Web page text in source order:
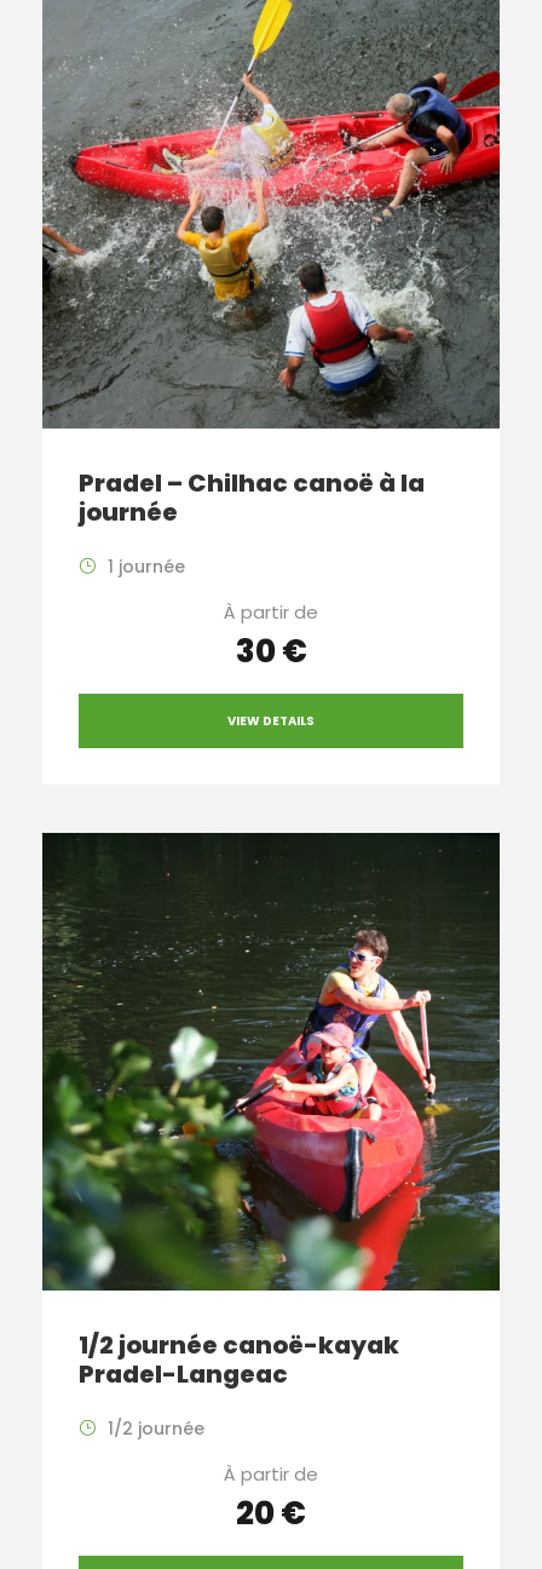
Pradel – Chilhac canoë à la
journée
1 journée
À partir de
30 €
VIEW DETAILS
1/2 journée canoë-kayak
Pradel-Langeac
1/2 journée
À partir de
20 €